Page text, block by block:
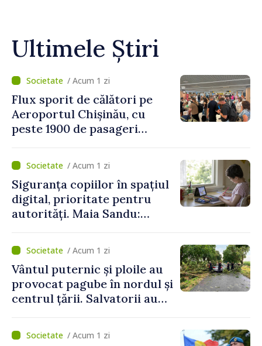
Ultimele Știri
/ Acum 1 zi
Flux sporit de călători pe
Aeroportul Chișinău, cu
peste 1900 de pasageri
de vârf a concediilor
/ Acum 1 zi
Siguranța copiilor în spațiul
digital, prioritate pentru
autorități. Maia Sandu:
mecanisme care să-i
protejeze”/ Acum 1 zi
Vântul puternic și ploile au
provocat pagube în nordul și
centrul țării. Salvatorii au
/ Acum 1 zi